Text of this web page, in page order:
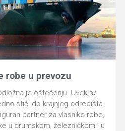
robe u prevozu
je oštećenju. Uvek se
stići do krajnjeg odredišta.
partner za vlasnike robe,
u drumskom, železničkom i u